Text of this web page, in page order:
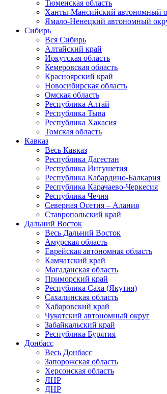
Тюменская область
Ханты-Мансийский автономный
Ямало-Ненецкий автономный
Сибирь
Вся Сибирь
Алтайский край
Иркутская область
Кемеровская область
Красноярский край
Новосибирская область
Омская область
Республика Алтай
Республика Тыва
Республика Хакасия
Томская область
Кавказ
Весь Кавказ
Республика Дагестан
Республика Ингушетия
Республика Кабардино-Балкария
Республика Карачаево-Черкесия
Республика Чечня
Северная Осетия – Алания
Ставропольский край
Дальний Восток
Весь Дальний Восток
Амурская область
Еврейская автономная область
Камчатский край
Магаданская область
Приморский край
Республика Саха (Якутия)
Сахалинская область
Хабаровский край
Чукотский автономный округ
Забайкальский край
Республика Бурятия
Донбасс
Весь Донбасс
Запорожская область
Херсонская область
ЛНР
ДНР